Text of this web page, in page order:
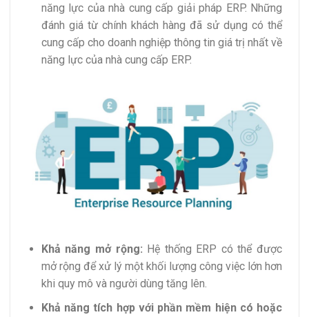
năng lực của nhà cung cấp giải pháp ERP. Những
đánh giá từ chính khách hàng đã sử dụng có thể
cung cấp cho doanh nghiệp thông tin giá trị nhất về
năng lực của nhà cung cấp ERP.
Khả năng mở rộng: Hệ thống ERP có thể được
mở rộng để xử lý một khối lượng công việc lớn hơn
khi quy mô và người dùng tăng lên.
Khả năng tích hợp với phần mềm hiện có hoặc